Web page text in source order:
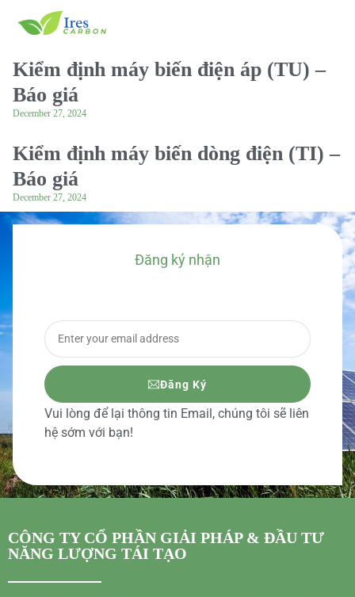
Kiểm định máy biến điện áp (TU) –
Báo giá
December 27, 2024
Kiểm định máy biến dòng điện (TI) –
Báo giá
December 27, 2024
Đăng ký nhận
Đăng Ký
Vui lòng để lại thông tin Email, chúng tôi sẽ liên
hệ sớm với bạn!
CÔNG TY CỔ PHẦN GIẢI PHÁP & ĐẦU TƯ
NĂNG LƯỢNG TÁI TẠO